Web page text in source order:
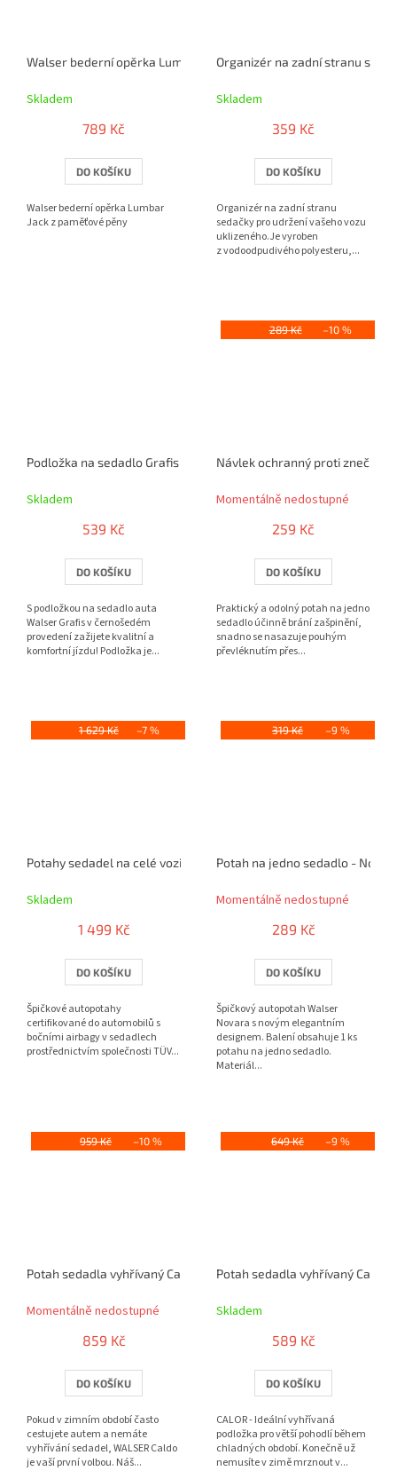
Walser bederní opěrka Lumbar Jack z paměťové pěny
Skladem
789 Kč
DO KOŠÍKU
Walser bederní opěrka Lumbar
Jack z paměťové pěny
Organizér na zadní stranu
Skladem
359 Kč
DO KOŠÍKU
Organizér na zadní stranu
sedačky pro udržení vašeho vozu
uklizeného.Je vyroben
z vodoodpudivého polyesteru,...
Podložka na sedadlo Grafis černé/šedý
Skladem
539 Kč
DO KOŠÍKU
S podložkou na sedadlo auta
Walser Grafis v černošedém
provedení zažijete kvalitní a
komfortní jízdu! Podložka je...
289 Kč –10 %
Návlek ochranný proti
Momentálně nedostupné
259 Kč
DO KOŠÍKU
Praktický a odolný potah na jedno
sedadlo účinně brání zašpinění,
snadno se nasazuje pouhým
převléknutím přes...
1 629 Kč –7 %
Potahy sedadel na celé vozidlo - Hastings červené / černé
Skladem
1 499 Kč
DO KOŠÍKU
Špičkové autopotahy
certifikované do automobilů s
bočními airbagy v sedadlech
prostřednictvím společnosti TÜV...
319 Kč –9 %
Potah na jedno sedadlo -
Momentálně nedostupné
289 Kč
DO KOŠÍKU
Špičkový autopotah Walser
Novara s novým elegantním
designem. Balení obsahuje 1 ks
potahu na jedno sedadlo.
Materiál...
959 Kč –10 %
Potah sedadla vyhřívaný Cardo 12V s termostatem
Momentálně nedostupné
859 Kč
DO KOŠÍKU
Pokud v zimním období často
cestujete autem a nemáte
vyhřívání sedadel, WALSER Caldo
je vaší první volbou. Náš...
649 Kč –9 %
Potah sedadla vyhřívaný Calor
Skladem
589 Kč
DO KOŠÍKU
CALOR - Ideální vyhřívaná
podložka pro větší pohodlí během
chladných období. Konečně už
nemusíte v zimě mrznout v...